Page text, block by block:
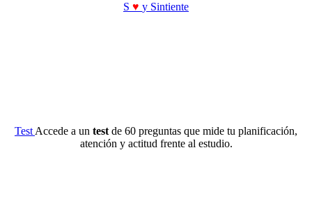
S ♥ y Sintiente
Test Accede a un test de 60 preguntas que mide tu planificación,
atención y actitud frente al estudio.